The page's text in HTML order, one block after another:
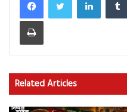
Print
Related Articles